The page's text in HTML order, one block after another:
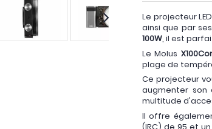
Le projecteur
ainsi que par
100W, il est
Le Molus
plage de
Ce projecteur
augmenter son
multitude
Il offre
(IRC) de 95 et